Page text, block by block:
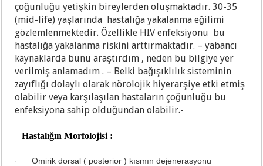
çoğunluğu yetişkin bireylerden oluşmaktadır. 30-35
(mid-life) yaşlarında hastalığa yakalanma eğilimi
gözlemlenmektedir. Özellikle HIV enfeksiyonu bu
hastalığa yakalanma riskini arttırmaktadır. – yabancı
kaynaklarda bunu araştırdım , neden bu bilgiye yer
verilmiş anlamadım . – Belki bağışıklılık sisteminin
zayıflığı dolaylı olarak nörolojik hiyerarşiye etki etmiş
olabilir veya karşılaşılan hastaların çoğunluğu bu
enfeksiyona sahip olduğundan olabilir.-
Hastalığın Morfolojisi :
·
Omirik dorsal ( posterior ) kısmın dejenerasyonu